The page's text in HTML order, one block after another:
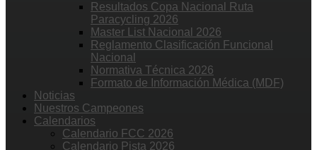
Resultados Copa Nacional Ruta
Paracycling 2026
Master List Nacional 2026
Reglamento Clasificación Funcional
Nacional
Normativa Técnica 2026
Formato de Información Médica (MDF)
Noticias
Nuestros Campeones
Calendarios
Calendario FCC 2026
Calendario Pista 2026